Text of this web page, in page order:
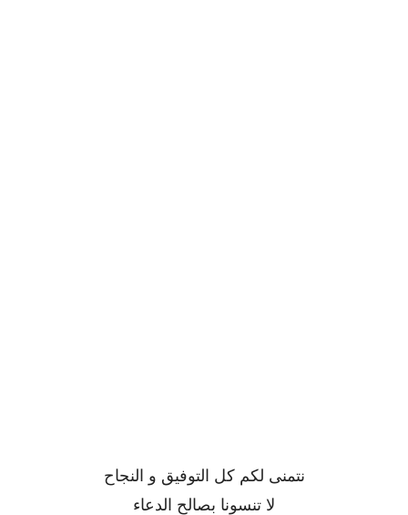
نتمنى لكم كل التوفيق و النجاح
لا تنسونا بصالح الدعاء